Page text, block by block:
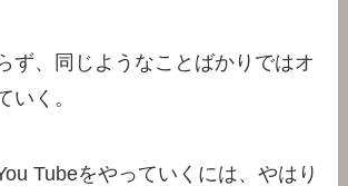
ず、同じようなことばかりではオ
いく。
Tubeをやっていくには、やはり